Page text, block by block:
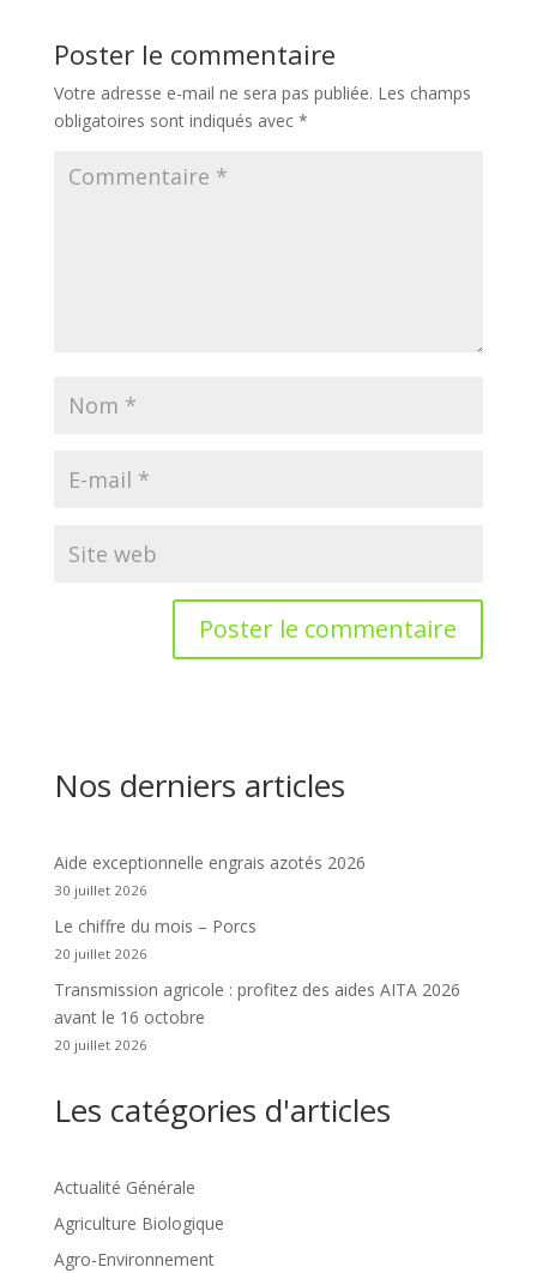
Poster le commentaire
Votre adresse e-mail ne sera pas publiée. Les champs
obligatoires sont indiqués avec *
Nos derniers articles
Aide exceptionnelle engrais azotés 2026
30 juillet 2026
Le chiffre du mois – Porcs
20 juillet 2026
Transmission agricole : profitez des aides AITA 2026
avant le 16 octobre
20 juillet 2026
Les catégories d'articles
Actualité Générale
Agriculture Biologique
Agro-Environnement